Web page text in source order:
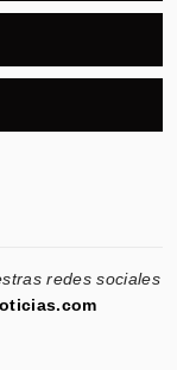
redes sociales